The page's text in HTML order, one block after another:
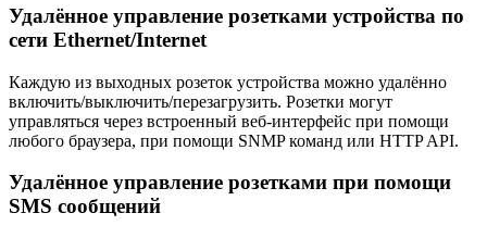
Удалённое управление розетками устройства по
сети Ethernet/Internet
Каждую из выходных розеток устройства можно удалённо
включить/выключить/перезагрузить. Розетки могут
управляться через встроенный веб-интерфейс при помощи
любого браузера, при помощи SNMP команд или HTTP API.
Удалённое управление розетками при помощи
SMS сообщений